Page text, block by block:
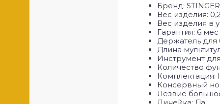
Бренд: STINGER
Вес изделия:
Вес изделия в
Гарантия: 6 мес
Держатель для
Длина
Инструмент
Количество
Комплектация:
Консервный
Лезвие